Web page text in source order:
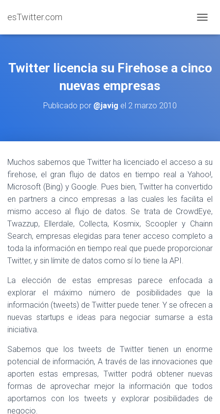
esTwitter.com
Twitter licencia su Firehose a cinco
nuevas empresas
Publicado por @javig el 2 marzo 2010
Muchos sabemos que Twitter ha licenciado el acceso a su
firehose, el gran flujo de datos en tiempo real a Yahoo!,
Microsoft (Bing) y Google. Pues bien, Twitter ha convertido
en partners a cinco empresas a las cuales les facilita el
mismo acceso al flujo de datos. Se trata de CrowdEye,
Twazzup, Ellerdale, Collecta, Kosmix, Scoopler y Chainn
Search, empresas elegidas para tener acceso completo a
toda la información en tiempo real que puede proporcionar
Twitter, y sin límite de datos como sí lo tiene la API.
La elección de estas empresas parece enfocada a
explorar el máximo número de posibilidades que la
información (tweets) de Twitter puede tener. Y se ofrecen a
nuevas startups e ideas para negociar sumarse a esta
iniciativa.
Sabemos que los tweets de Twitter tienen un enorme
potencial de información, A través de las innovaciones que
aporten estas empresas, Twitter podrá obtener nuevas
formas de aprovechar mejor la información que todos
aportamos con los tweets y explorar posibilidades de
negocio.